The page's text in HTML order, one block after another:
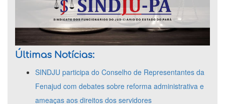
Últimas Notícias:
SINDJU participa do Conselho de Representantes da
Fenajud com debates sobre reforma administrativa e
ameaças aos direitos dos servidores